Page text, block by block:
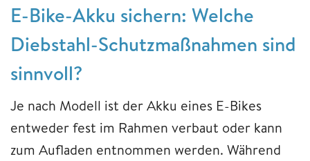
E-Bike-Akku sichern: Welche
Diebstahl-Schutzmaßnahmen sind
sinnvoll?
Je nach Modell ist der Akku eines E-Bikes
entweder fest im Rahmen verbaut oder kann
zum Aufladen entnommen werden. Während